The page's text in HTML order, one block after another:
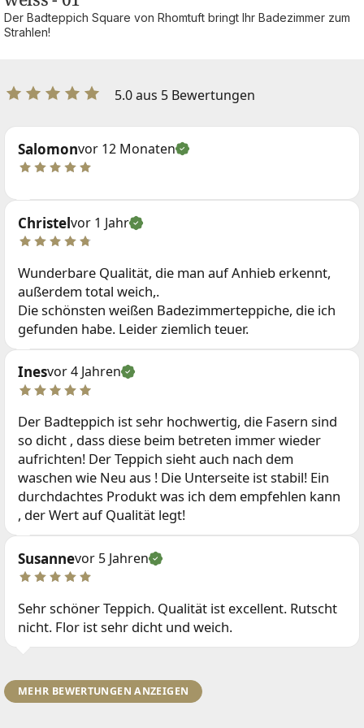
Der Badteppich Square von Rhomtuft bringt Ihr Badezimmer zum
Strahlen!
5.0 aus 5 Bewertungen
Salomonvor 12 Monaten
Christelvor 1 Jahr
Wunderbare Qualität, die man auf Anhieb erkennt,
außerdem total weich,.
Die schönsten weißen Badezimmerteppiche, die ich
gefunden habe. Leider ziemlich teuer.
Inesvor 4 Jahren
Der Badteppich ist sehr hochwertig, die Fasern sind
so dicht , dass diese beim betreten immer wieder
aufrichten! Der Teppich sieht auch nach dem
waschen wie Neu aus ! Die Unterseite ist stabil! Ein
durchdachtes Produkt was ich dem empfehlen kann
, der Wert auf Qualität legt!
Susannevor 5 Jahren
Sehr schöner Teppich. Qualität ist excellent. Rutscht
nicht. Flor ist sehr dicht und weich.
MEHR BEWERTUNGEN ANZEIGEN